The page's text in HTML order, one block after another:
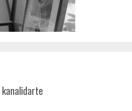
kanalidarte